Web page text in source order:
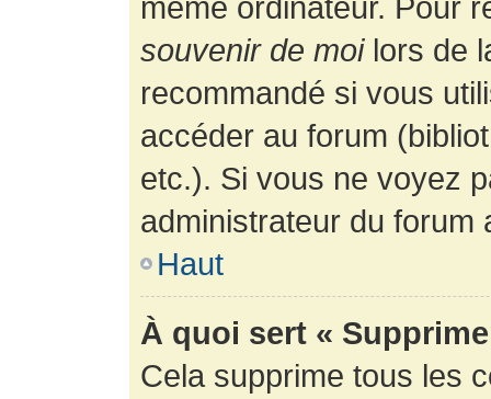
souvenir de moilors de
recommandé si vous
accéder au forum
etc.). Si vous ne voyez
administrateur du forum
Haut
À quoi sert «
Cela supprime tous les